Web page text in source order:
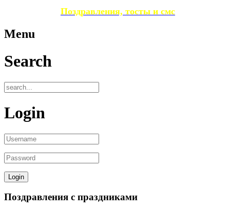
Поздравления, тосты и смс
Menu
Search
Login
Поздравления с праздниками